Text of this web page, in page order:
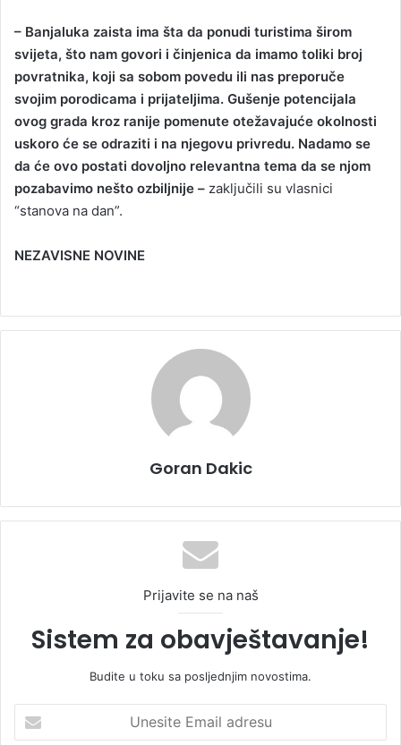
– Banjaluka zaista ima šta da ponudi turistima širom
svijeta, što nam govori i činjenica da imamo toliki broj
povratnika, koji sa sobom povedu ili nas preporuče
svojim porodicama i prijateljima. Gušenje potencijala
ovog grada kroz ranije pomenute otežavajuće okolnosti
uskoro će se odraziti i na njegovu privredu. Nadamo se
da će ovo postati dovoljno relevantna tema da se njom
pozabavimo nešto ozbiljnije – zaključili su vlasnici
“stanova na dan”.
NEZAVISNE NOVINE
Goran Dakic
Prijavite se na naš
Sistem za obavještavanje!
Budite u toku sa posljednjim novostima.